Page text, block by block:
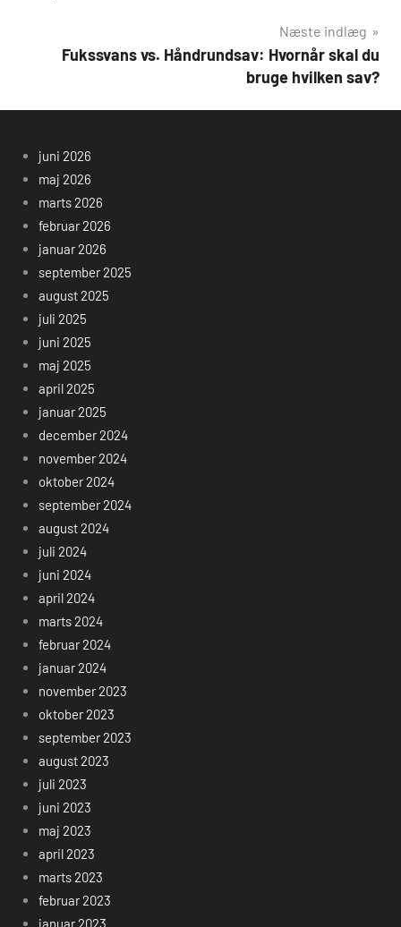
Næste indlæg
Fukssvans vs. Håndrundsav: Hvornår skal du
bruge hvilken sav?
juni 2026
maj 2026
marts 2026
februar 2026
januar 2026
september 2025
august 2025
juli 2025
juni 2025
maj 2025
april 2025
januar 2025
december 2024
november 2024
oktober 2024
september 2024
august 2024
juli 2024
juni 2024
april 2024
marts 2024
februar 2024
januar 2024
november 2023
oktober 2023
september 2023
august 2023
juli 2023
juni 2023
maj 2023
april 2023
marts 2023
februar 2023
januar 2023